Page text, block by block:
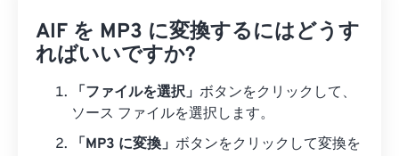
AIF を MP3 に変換するにはどうす
ればいいですか?
「ファイルを選択」 ボタンをクリックして、
ソース ファイルを選択します。
「MP3 に変換」 ボタンをクリックして変換を